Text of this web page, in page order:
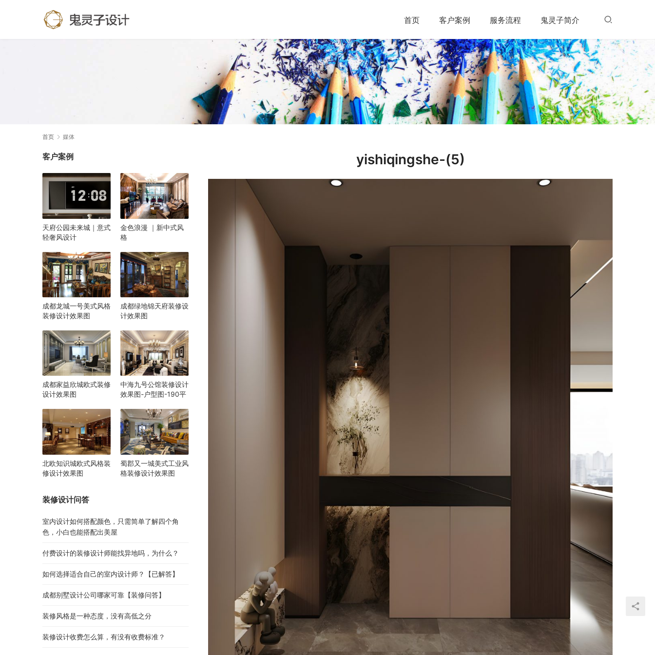
首页 客户案例 服务流程 鬼灵子简介
首页 媒体
yishiqingshe-(5)
客户案例
天府公园未来城｜意式
轻奢风设计
金色浪漫 ｜新中式风
格
成都龙城一号美式风格
装修设计效果图
成都绿地锦天府装修设
计效果图
成都家益欣城欧式装修
设计效果图
中海九号公馆装修设计
效果图-户型图-190平
北欧知识城欧式风格装
修设计效果图
蜀郡又一城美式工业风
格装修设计效果图
装修设计问答
室内设计如何搭配颜色，只需简单了解四个角
色，小白也能搭配出美屋
付费设计的装修设计师能找异地吗，为什么？
如何选择适合自己的室内设计师？【已解答】
成都别墅设计公司哪家可靠【装修问答】
装修风格是一种态度，没有高低之分
装修设计收费怎么算，有没有收费标准？